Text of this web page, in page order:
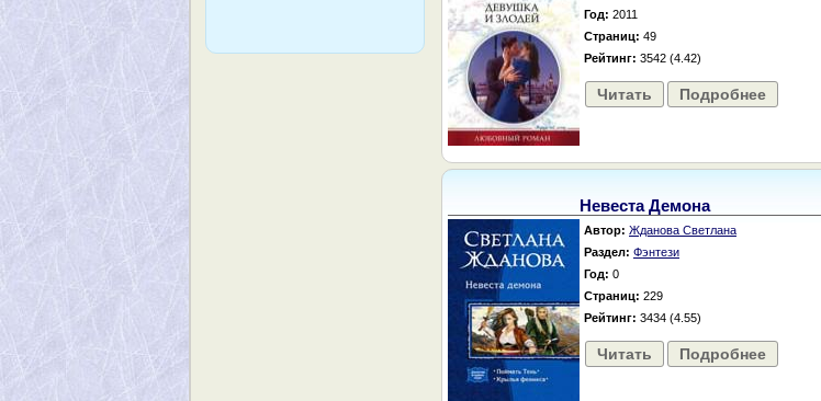
Год: 2011
Страниц: 49
Рейтинг: 3542 (4.42)
Читать Подробнее
Невеста Демона
Автор: Жданова Светлана
Раздел: Фэнтези
Год: 0
Страниц: 229
Рейтинг: 3434 (4.55)
Читать Подробнее